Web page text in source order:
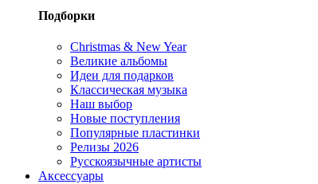
Подборки
Christmas & New Year
Великие альбомы
Идеи для подарков
Классическая музыка
Наш выбор
Новые поступления
Популярные пластинки
Релизы 2026
Русскоязычные артисты
Аксессуары